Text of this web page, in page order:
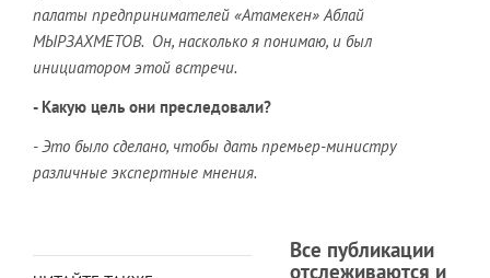
палаты предпринимателей «Атамекен» Аблай
МЫРЗАХМЕТОВ. Он, насколько я понимаю, и был
инициатором этой встречи.
- Какую цель они преследовали?
- Это было сделано, чтобы дать премьер-министру
различные экспертные мнения.
Все публикации
отслеживаются и